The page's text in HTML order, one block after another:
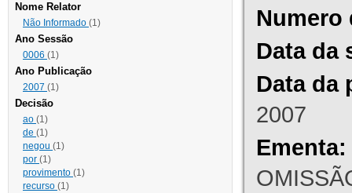
Nome Relator
Não Informado (1)
Ano Sessão
0006 (1)
Ano Publicação
2007 (1)
Decisão
ao (1)
de (1)
negou (1)
por (1)
provimento (1)
recurso (1)
Numero
Data da
Data da
2007
Ementa: